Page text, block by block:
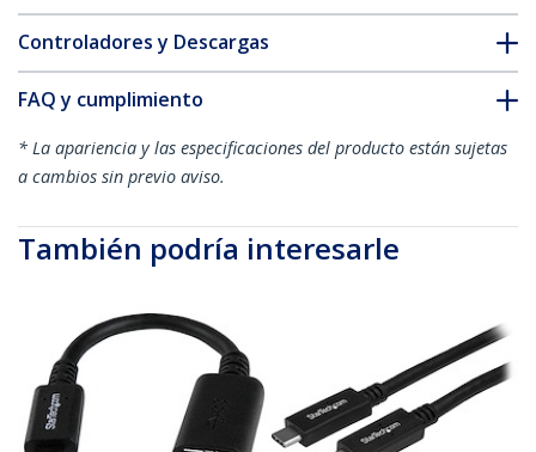
Controladores y Descargas
FAQ y cumplimiento
* La apariencia y las especificaciones del producto están sujetas
a cambios sin previo aviso.
También podría interesarle